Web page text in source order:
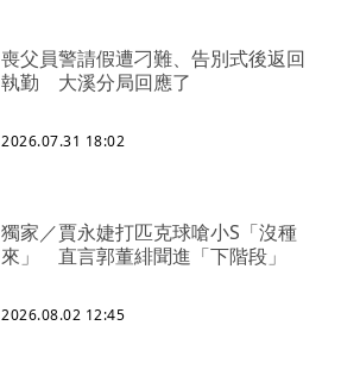
喪父員警請假遭刁難、告別式後返回
執勤 大溪分局回應了
2026.07.31 18:02
獨家／賈永婕打匹克球嗆小S「沒種
來」 直言郭董緋聞進「下階段」
2026.08.02 12:45